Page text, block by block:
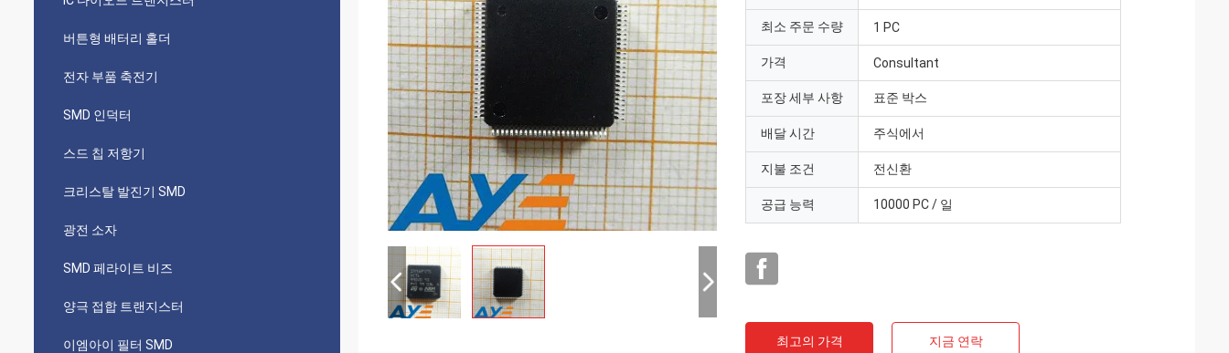
버튼형 배터리 홀더
전자 부품 축전기
SMD 인덕터
스드 칩 저항기
크리스탈 발진기 SMD
광전 소자
SMD 페라이트 비즈
양극 접합 트랜지스터
이엠아이 필터 SMD
최소 주문 수량 1 PC
가격 Consultant
포장 세부 사항 표준 박스
배달 시간 주식에서
지불 조건 전신환
공급 능력 10000 PC / 일
최고의 가격 지금 연락